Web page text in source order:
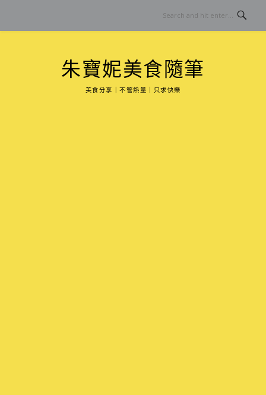
content
朱寶妮美食隨筆
美食分享｜不管熱量｜只求快樂